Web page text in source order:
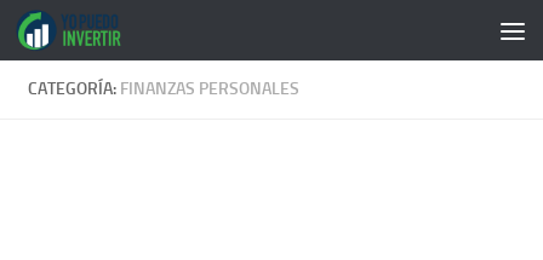
Saltar al contenido
CATEGORÍA: FINANZAS PERSONALES